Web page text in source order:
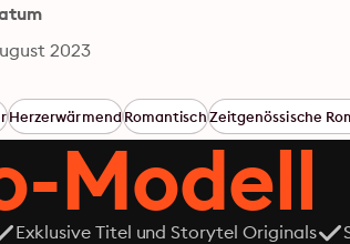
2023
HerzerwärmendRomantischZeitgenössische
Modell
Exklusive Titel und Storytel Originals